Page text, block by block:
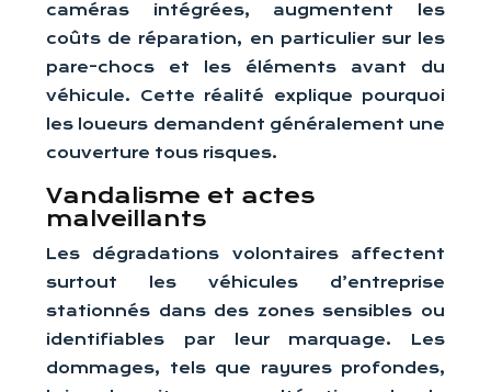
caméras intégrées, augmentent les
coûts de réparation, en particulier sur les
pare-chocs et les éléments avant du
véhicule. Cette réalité explique pourquoi
les loueurs demandent généralement une
couverture tous risques.
Vandalisme et actes
malveillants
Les dégradations volontaires affectent
surtout les véhicules d’entreprise
stationnés dans des zones sensibles ou
identifiables par leur marquage. Les
dommages, tels que rayures profondes,